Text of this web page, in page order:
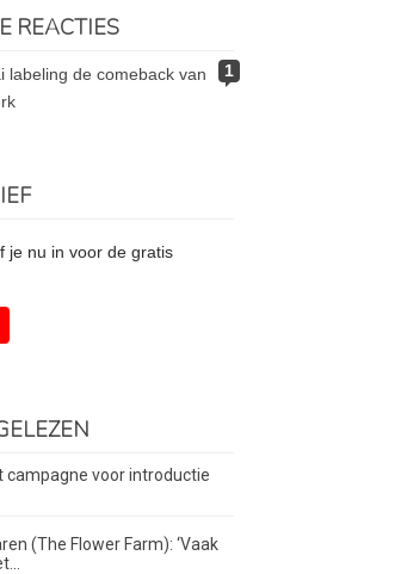
REACTIES
1
je nu in voor de gratis
campagne voor introductie
(The Flower Farm): ‘Vaak